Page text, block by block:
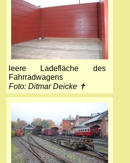
leere Ladefläche des
Fahrradwagens
Foto: Ditmar Deicke ✝